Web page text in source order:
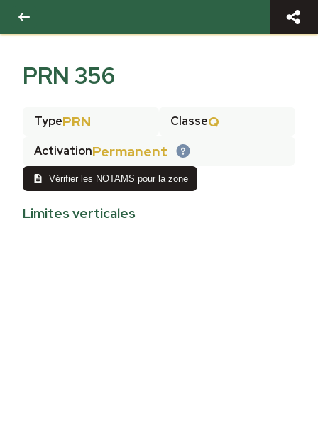
PRN 356
TypePRN ClasseQ
ActivationPermanent
Vérifier les NOTAMS pour la zone
Limites verticales